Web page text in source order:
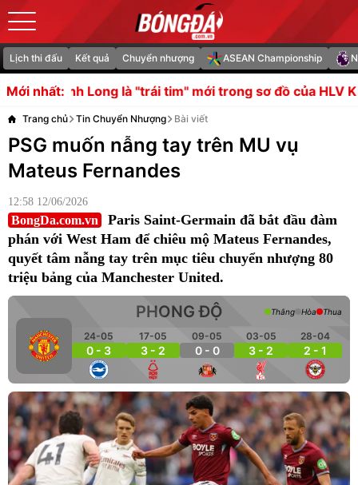
Lịch thi đấu Kết quả Chuyển nhượng ASEAN Championship
Mới nhất:
tim" mới trong sơ đồ của HLV Kim Sang-sik HLV
Trang chủ Tin Chuyển Nhượng Bài viết
PSG muốn nẫng tay trên MU vụ
Mateus Fernandes
12:58 12/06/2026
BongDa.com.vn
Paris Saint-Germain đã bắt đầu đàm
phán với West Ham để chiêu mộ Mateus Fernandes,
quyết tâm nẫng tay trên mục tiêu chuyển nhượng 80
triệu bảng của Manchester United.
PHONG ĐỘ
24-05
0 - 3
17-05
3 - 2
09-05
0 - 0
03-05
3 - 2
28-04
2 - 1
Thắng Hòa Thua